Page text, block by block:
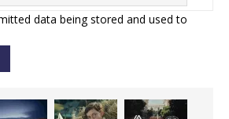
data being stored and used to